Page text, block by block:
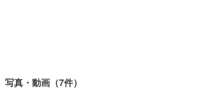
写真・動画（7件）